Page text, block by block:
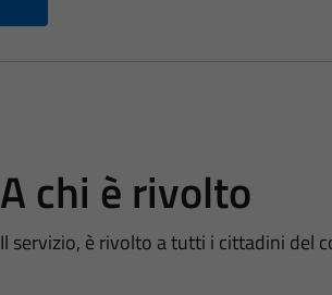
A chi è rivolto
Il servizio, è rivolto a tutti i cittadini del